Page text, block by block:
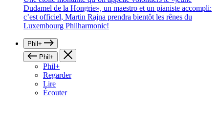
Dudamel de la Hongrie», un maestro et un pianiste accompli:
c’est officiel, Martin Rajna prendra bientôt les rênes du
Luxembourg Philharmonic!
Phil+
Phil+
Phil+
Regarder
Lire
Écouter